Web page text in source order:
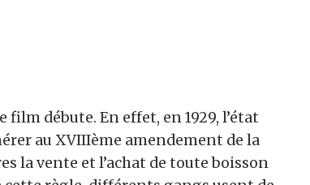
débute. En effet, en 1929, l’état
au XVIIIème amendement de la
la vente et l’achat de toute boisson